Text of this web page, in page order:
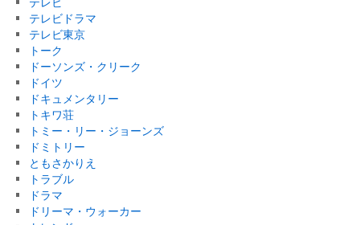
テレビドラマ
テレビ東京
トーク
ドーソンズ・クリーク
ドイツ
ドキュメンタリー
トキワ荘
トミー・リー・ジョーンズ
ドミトリー
ともさかりえ
トラブル
ドラマ
ドリーマ・ウォーカー